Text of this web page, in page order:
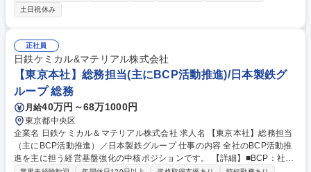
周辺企業へアプローチ、新規開拓を行います。 【詳細】■新規顧客開拓、
顧客紹介を通じた営業、既存顧客メンテナンス、見積書作成 ■新規顧客・
新規ビジネス、社内アフターフォロー部門への引継ぎ ■各部門との連携・
トラブル対応 ■顧客の事業計画や国際輸送課題のヒアリング ■課題解決に
向けた輸送方法の組み立て、提案 【特徴】分業制ではなく一気通貫で顧客
担当/輸出入のうち、輸入が約8割/海上運送の割合が高い/英語はメールの
読み書き中心で会話機会少なめ 募集職種 東京【フォワーダー営業】年休1
25日/土日祝休み/英語が活かせる
土日祝休み
正社員
日鉄ケミカル&マテリアル株式会社
【東京本社】総務担当(主にBCP活動推進)/日本製鉄グ
ループ 総務
月給40万円～68万1000円
東京都中央区
企業名 日鉄ケミカル＆マテリアル株式会社 求人名 【東京本社】総務担当
（主にBCP活動推進）／日本製鉄グループ 仕事の内容 全社のBCP活動推
進を主に担う経営基盤強化の中核ポジションです。 【詳細】■BCP：社員